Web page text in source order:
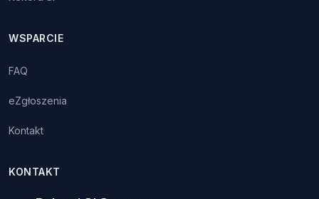
WSPARCIE
FAQ
eZgłoszenia
Kontakt
KONTAKT